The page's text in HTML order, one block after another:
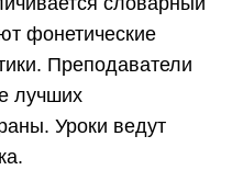
фонетические
Преподаватели
лучших
Уроки ведут